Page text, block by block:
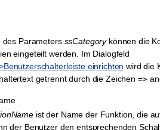
des Parameters ssCategorykönnen die
eingeteilt werden. Im Dialogfeld
einrichten wird die
getrennt durch die Zeichen =>
ist der Name der Funktion, die
der Benutzer den entsprechenden